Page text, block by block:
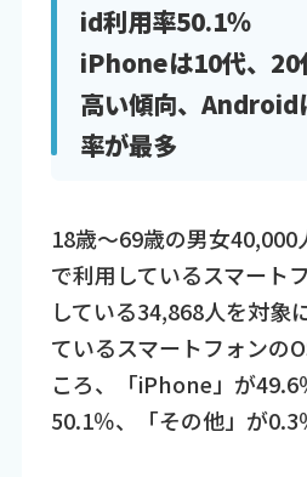
id利用率50.1％
iPhoneは10代、20
高い傾向、Android
率が最多
18歳～69歳の男女
で利用しているスマート
している34,868人を対象
ているスマートフォンの
ころ、「iPhone」が
50.1％、「その他」が0.3